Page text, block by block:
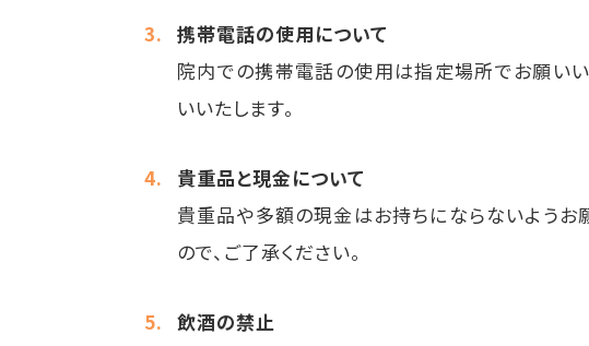
携帯電話の使用について
院内での携帯電話の使用は指定場所でお願い
いいたします。
貴重品と現金について
貴重品や多額の現金はお持ちにならないようお
ので、ご了承ください。
飲酒の禁止